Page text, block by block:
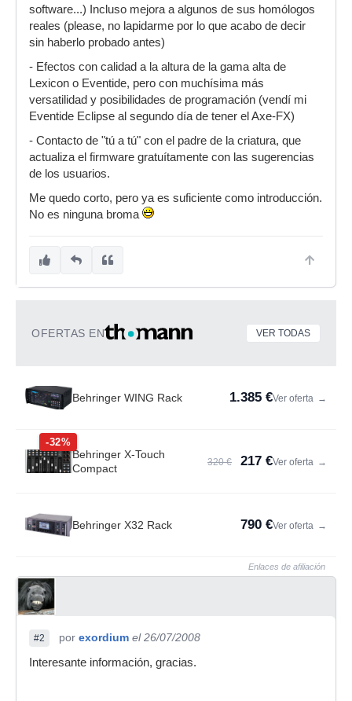
software...) Incluso mejora a algunos de sus homólogos
reales (please, no lapidarme por lo que acabo de decir
sin haberlo probado antes)
- Efectos con calidad a la altura de la gama alta de
Lexicon o Eventide, pero con muchísima más
versatilidad y posibilidades de programación (vendí mi
Eventide Eclipse al segundo día de tener el Axe-FX)
- Contacto de "tú a tú" con el padre de la criatura, que
actualiza el firmware gratuítamente con las sugerencias
de los usuarios.
Me quedo corto, pero ya es suficiente como introducción.
No es ninguna broma
OFERTAS EN VER TODAS
Behringer WING Rack 1.385 €Ver oferta →
-32%
Behringer X-Touch
Compact
320 € 217 €Ver oferta →
Behringer X32 Rack 790 €Ver oferta →
Enlaces de afiliación
#2 por exordium el 26/07/2008
Interesante información, gracias.